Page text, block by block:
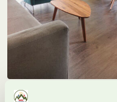
Ook zijn er